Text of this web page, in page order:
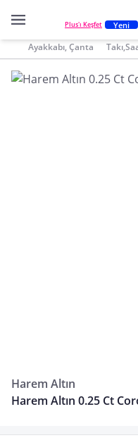
Plus'ı Keşfet Yeni
Ayakkabı, Çanta
Harem Altın
Harem Altın 0.25 Ct